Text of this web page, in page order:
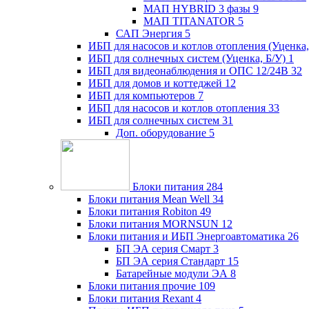
МАП HYBRID 3 фазы 9
МАП TITANATOR 5
САП Энергия 5
ИБП для насосов и котлов отопления
ИБП для солнечных систем (Уценка, Б/У) 1
ИБП для видеонаблюдения и ОПС 12/24В 32
ИБП для домов и коттеджей 12
ИБП для компьютеров 7
ИБП для насосов и котлов отопления 33
ИБП для солнечных систем 31
Доп. оборудование 5
Блоки питания 284
Блоки питания Mean Well 34
Блоки питания Robiton 49
Блоки питания MORNSUN 12
Блоки питания и ИБП Энергоавтоматика 26
БП ЭА серия Смарт 3
БП ЭА серия Стандарт 15
Батарейные модули ЭА 8
Блоки питания прочие 109
Блоки питания Rexant 4